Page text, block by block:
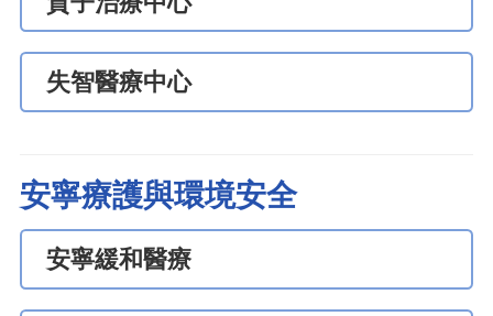
失智醫療中心
安寧療護與環境安全
安寧緩和醫療